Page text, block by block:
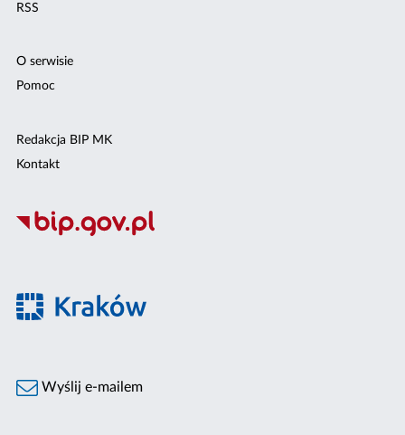
RSS
O serwisie
Pomoc
Redakcja BIP MK
Kontakt
Wyślij e-mailem